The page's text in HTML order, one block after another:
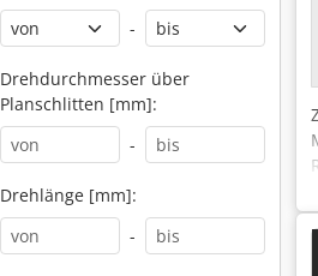
-
Drehdurchmesser über
Planschlitten [mm]:
-
Drehlänge [mm]:
-